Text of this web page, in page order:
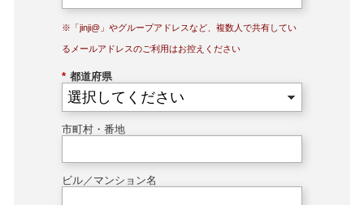
※「jinji@」やグループアドレスなど、複数人で共有してい
るメールアドレスのご利用はお控えください
* 都道府県
市町村・番地
ビル／マンション名